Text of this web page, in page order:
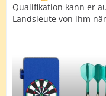
Qualifikation kann er
Landsleute von ihm